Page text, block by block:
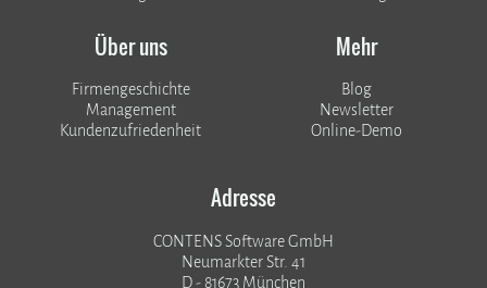
Über uns
Firmengeschichte
Management
Kundenzufriedenheit
Mehr
Blog
Newsletter
Online-Demo
Adresse
CONTENS Software GmbH
Neumarkter Str. 41
D - 81673 München